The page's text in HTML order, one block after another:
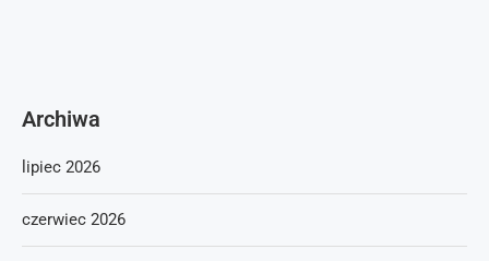
Archiwa
lipiec 2026
czerwiec 2026